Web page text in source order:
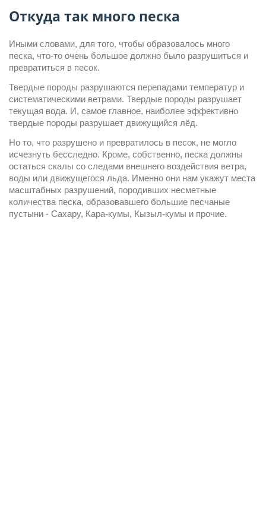
Откуда так много песка
Иными словами, для того, чтобы образовалось много
песка, что-то очень большое должно было разрушиться и
превратиться в песок.
Твердые породы разрушаются перепадами температур и
систематическими ветрами. Твердые породы разрушает
текущая вода. И, самое главное, наиболее эффективно
твердые породы разрушает движущийся лёд.
Но то, что разрушено и превратилось в песок, не могло
исчезнуть бесследно. Кроме, собственно, песка должны
остаться скалы со следами внешнего воздействия ветра,
воды или движущегося льда. Именно они нам укажут места
масштабных разрушений, породивших несметные
количества песка, образовавшего большие песчаные
пустыни - Сахару, Кара-кумы, Кызыл-кумы и прочие.